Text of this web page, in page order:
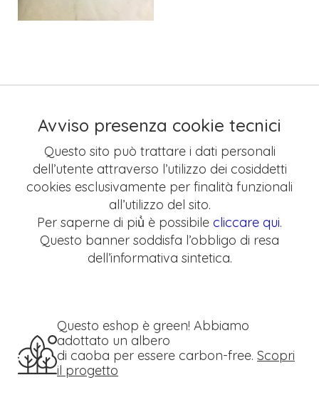
Avviso presenza cookie tecnici
Questo sito può trattare i dati personali
dell’utente attraverso l’utilizzo dei cosiddetti
cookies esclusivamente per finalità funzionali
all’utilizzo del sito.
Per saperne di più̀ è possibile cliccare qui.
Questo banner soddisfa l’obbligo di resa
dell’informativa sintetica.
Questo eshop è green! Abbiamo
adottato un albero
di caoba per essere carbon-free. Scopri
il progetto